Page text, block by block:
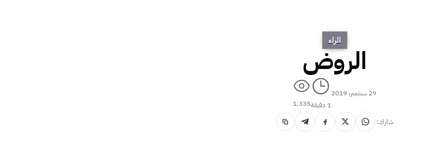
الراء
الروض
29 سبتمبر، 2019
1 دقيقة
1٬335
شارك: